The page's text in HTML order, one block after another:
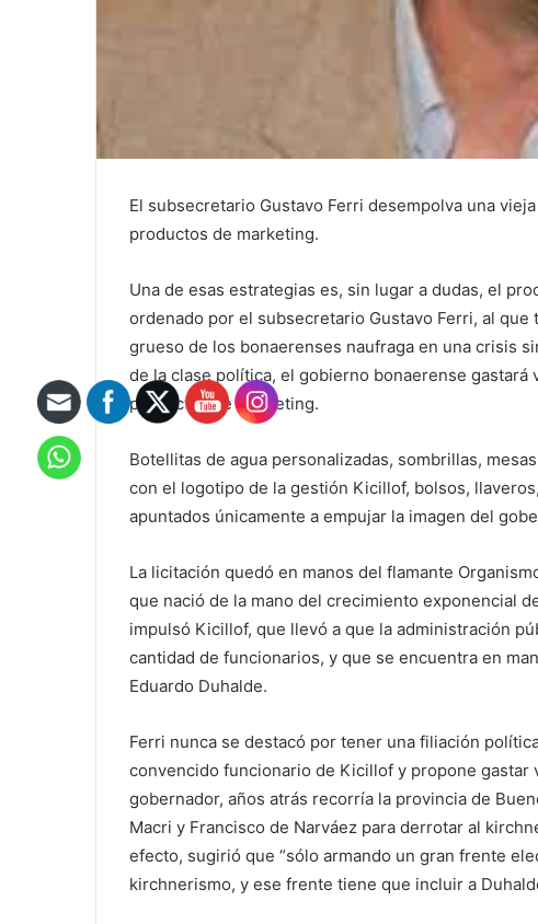
El subsecretario Gustavo Ferri desempolva una
productos de marketing.
Una de esas estrategias es, sin lugar a dudas, el
ordenado por el subsecretario Gustavo Ferri, al
grueso de los bonaerenses naufraga en una crisis
de la clase política, el gobierno bonaerense gastará
productos de márketing.
Botellitas de agua personalizadas, sombrillas,
con el logotipo de la gestión Kicillof, bolsos,
apuntados únicamente a empujar la imagen del
La licitación quedó en manos del flamante
que nació de la mano del crecimiento exponencial
impulsó Kicillof, que llevó a que la administración
cantidad de funcionarios, y que se encuentra en
Eduardo Duhalde.
Ferri nunca se destacó por tener una filiación
convencido funcionario de Kicillof y propone gastar
gobernador, años atrás recorría la provincia de
Macri y Francisco de Narváez para derrotar al
efecto, sugirió que “sólo armando un gran frente
kirchnerismo, y ese frente tiene que incluir a